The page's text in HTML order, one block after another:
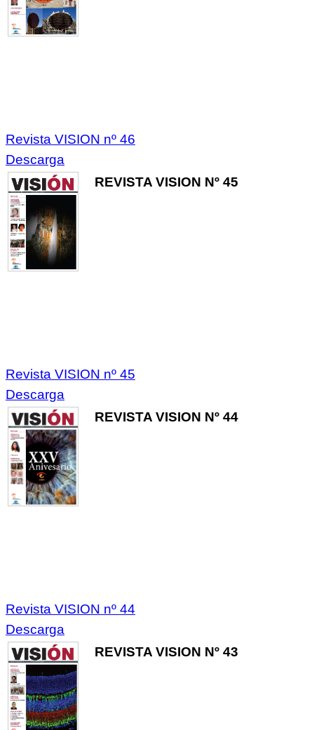
Revista VISION nº 46
Descarga
REVISTA VISION Nº 45
Revista VISION nº 45
Descarga
REVISTA VISION Nº 44
Revista VISION nº 44
Descarga
REVISTA VISION Nº 43